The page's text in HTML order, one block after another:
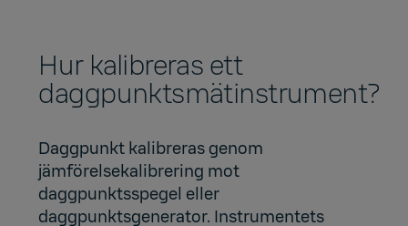
Hur kalibreras ett
daggpunktsmätinstrument?
Daggpunkt kalibreras genom
jämförelsekalibrering mot
daggpunktsspegel eller
daggpunktsgenerator. Instrumentets